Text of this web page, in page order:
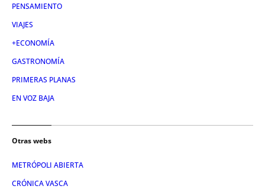
PENSAMIENTO
VIAJES
+ECONOMÍA
GASTRONOMÍA
PRIMERAS PLANAS
EN VOZ BAJA
Otras webs
METRÓPOLI ABIERTA
CRÓNICA VASCA